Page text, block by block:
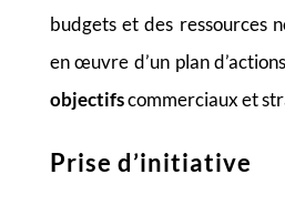
budgets et des ressources
en œuvre d’un plan
objectifscommerciaux et
Prise d’initiative